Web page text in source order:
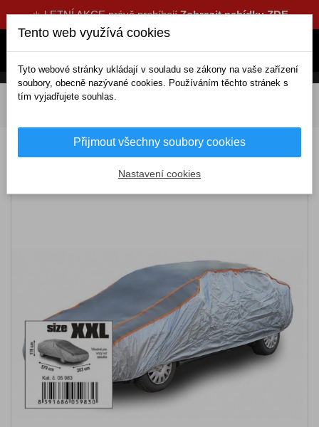
☀️ LETNÍ AKCE právě probíhajíZobrazit nabídku ZDE
DOMOV Exteriérové doplňky
Ochranná autoplachta proti krupobití XXL
571×203×120cm
Tento web využívá cookies
Tyto webové stránky ukládají v souladu se zákony na vaše zařízení
soubory, obecně nazývané cookies. Používáním těchto stránek s
tím vyjadřujete souhlas.
Přijmout všechny soubory cookies
Nastavení cookies